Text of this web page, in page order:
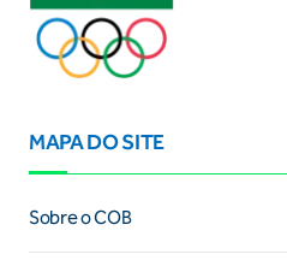
MAPA DO SITE
Sobre o COB